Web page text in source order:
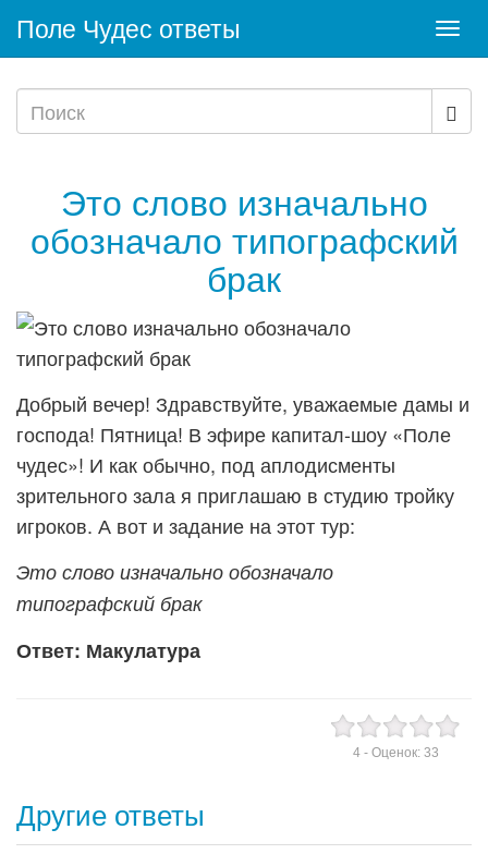
Поле Чудес ответы
Это слово изначально
обозначало типографский
брак
Добрый вечер! Здравствуйте, уважаемые дамы и
господа! Пятница! В эфире капитал-шоу «Поле
чудес»! И как обычно, под аплодисменты
зрительного зала я приглашаю в студию тройку
игроков. А вот и задание на этот тур:
Это слово изначально обозначало
типографский брак
Ответ: Макулатура
4- Оценок: 33
Другие ответы